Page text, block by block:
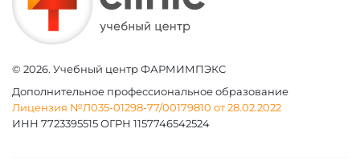
© 2026. Учебный центр ФАРМИМПЭКС
Дополнительное профессиональное образование
Лицензия №Л035-01298-77/00179810 от 28.02.2022
ИНН 7723395515 ОГРН 1157746542524